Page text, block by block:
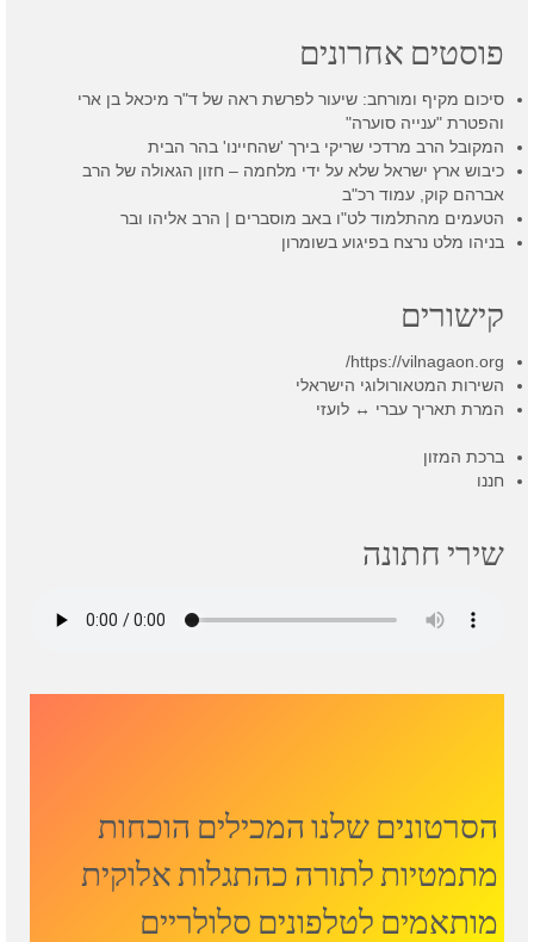
פוסטים אחרונים
סיכום מקיף ומורחב: שיעור לפרשת ראה של ד"ר מיכאל בן ארי
והפטרת "ענייה סוערה"
המקובל הרב מרדכי שריקי בירך 'שהחיינו' בהר הבית
כיבוש ארץ ישראל שלא על ידי מלחמה – חזון הגאולה של הרב
אברהם קוק, עמוד רכ"ב
הטעמים מהתלמוד לט"ו באב מוסברים | הרב אליהו ובר
בניהו מלט נרצח בפיגוע בשומרון
קישורים
https://vilnagaon.org/
השירות המטאורולוגי הישראלי
המרת תאריך עברי ↔ לועזי
ברכת המזון
חננו
שירי חתונה
הסרטונים שלנו המכילים הוכחות
מתמטיות לתורה כהתגלות אלוקית
מותאמים לטלפונים סלולריים